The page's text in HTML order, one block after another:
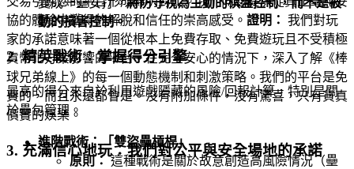
動的損害控制。
2. 精英戰術：掌握得分引擎
最高的得分來自於利用遊戲隱藏的風險/回報計算，特別是關
於壘包管理。
進階戰術：「雙盜壘槓桿」
原則： 這種戰術是關於故意創造高風險情況（壘
協的體驗中獲得的解脫和信任的崇高感受。 證明： 我們對玩
家的承諾意味著一個從根本上免費存取、免費遊玩且不受積極
貨幣化方案影響的平台。在完全安心的情況下，深入了解《棒
球兄弟線上》的每一個動態機制和刺激策略。我們的平台是免
費的，而且永遠都會是。沒有附加條件，沒有驚喜，只有貨真
價實的娛樂。
3. 充滿信心地玩：我們對公平與安全場地的承諾